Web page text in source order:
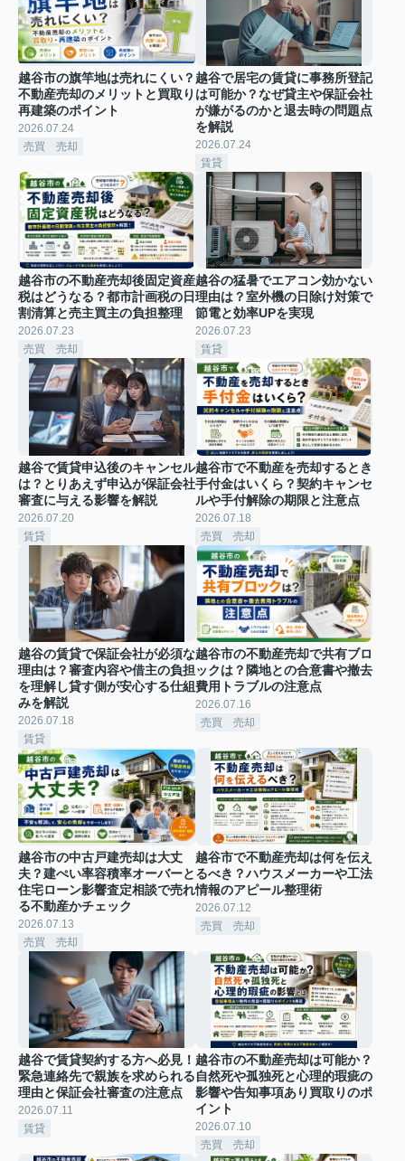
越谷市の旗竿地は売れにくい？
不動産売却のメリットと買取り
再建築のポイント
2026.07.24
売買 売却
越谷で居宅の賃貸に事務所登記
は可能か？なぜ貸主や保証会社
が嫌がるのかと退去時の問題点
を解説
2026.07.24
賃貸
越谷市の不動産売却後固定資産
税はどうなる？都市計画税の日
割清算と売主買主の負担整理
2026.07.23
売買 売却
越谷の猛暑でエアコン効かない
理由は？室外機の日除け対策で
節電と効率UPを実現
2026.07.23
賃貸
越谷で賃貸申込後のキャンセル
は？とりあえず申込が保証会社
審査に与える影響を解説
2026.07.20
賃貸
越谷市で不動産を売却するとき
手付金はいくら？契約キャンセ
ルや手付解除の期限と注意点
2026.07.18
売買 売却
越谷の賃貸で保証会社が必須な
理由は？審査内容や借主の負担
を理解し貸す側が安心する仕組
みを解説
2026.07.18
賃貸
越谷市の不動産売却で共有ブロ
ックは？隣地との合意書や撤去
費用トラブルの注意点
2026.07.16
売買 売却
越谷市の中古戸建売却は大丈
夫？建ぺい率容積率オーバーと
住宅ローン影響査定相談で売れ
る不動産かチェック
2026.07.13
売買 売却
越谷市で不動産売却は何を伝え
るべき？ハウスメーカーや工法
情報のアピール整理術
2026.07.12
売買 売却
越谷で賃貸契約する方へ必見！
緊急連絡先で親族を求められる
理由と保証会社審査の注意点
2026.07.11
賃貸
越谷市の不動産売却は可能か？
自然死や孤独死と心理的瑕疵の
影響や告知事項あり買取りのポ
イント
2026.07.10
売買 売却